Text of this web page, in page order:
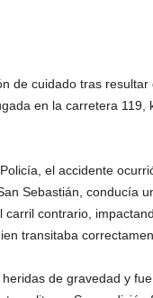
de cuidado tras
en la carretera 119,
el accidente
Sebastián, conducía
contrario,
transitaba
de gravedad y